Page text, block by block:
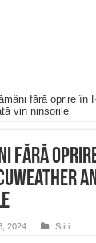
fără oprire în
vin ninsorile
fără
2024 Stiri